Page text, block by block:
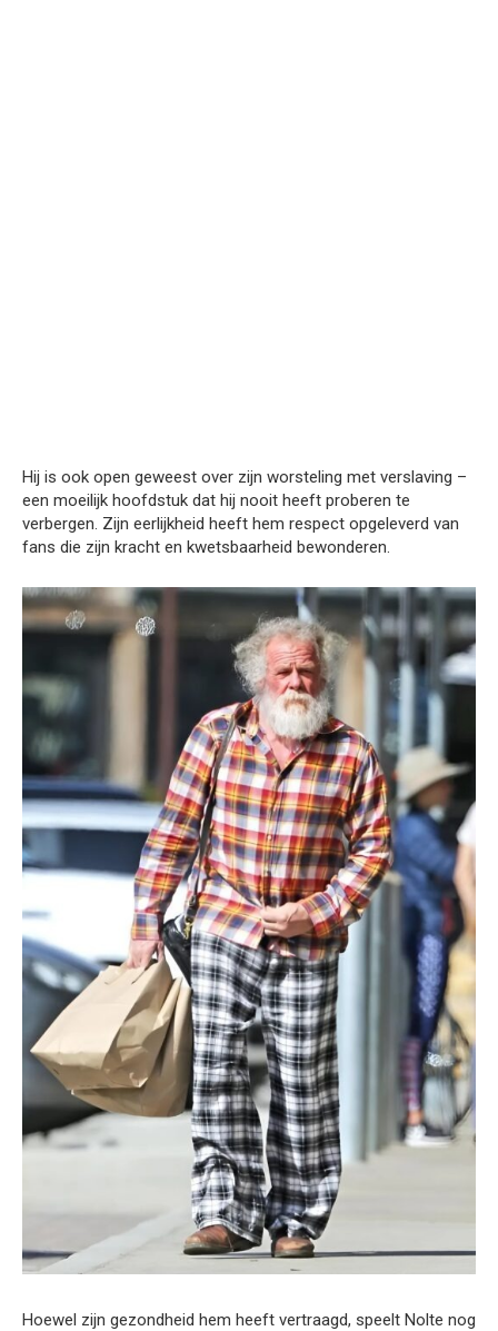
Hij is ook open geweest over zijn worsteling met verslaving –
een moeilijk hoofdstuk dat hij nooit heeft proberen te
verbergen. Zijn eerlijkheid heeft hem respect opgeleverd van
fans die zijn kracht en kwetsbaarheid bewonderen.
Hoewel zijn gezondheid hem heeft vertraagd, speelt Nolte nog